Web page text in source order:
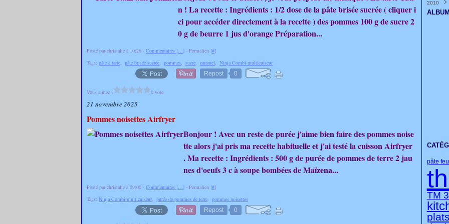
n ! La recette : Ingrédients : 1/2 dose de la pâte brisée sucrée ( cliquer i
ci pour accéder directement à la recette ) des pommes 100 g de sucre 2
0 g de beurre 1 jus d'orange Préparation...
Posté par christalie à 10:26 - Commentaires […] - Permalien [#]
Tags: pâte à tarte, pâte brisée sucrée, pommes, sucre, caramel, Ninja Combi multicuiseur
Repost
0
Vous aimez ? 0 vote
21 novembre 2025
Pommes noisettes Airfryer
Bonjour ! Avec un reste de purée j'aime bien faire des pommes noise
tte alors j'ai pris ma recette habituelle et j'ai testé la cuisson Airfryer
. Ma recette : Ingrédients : 500 g de purée de pommes de terre 2 jau
nes d'oeufs 3 c à soupe bombées de Maïzena...
Posté par christalie à 09:00 - Commentaires […] - Permalien [#]
Tags: Ninja Combi multicuiseur, purée de pommes de terre, pommes noisettes
Repost
0
Mars
Avril
Mars
Mai
Avril
Juin
Mai
Juillet
Juin
Août
Juillet
Août
2010
pâte
TM